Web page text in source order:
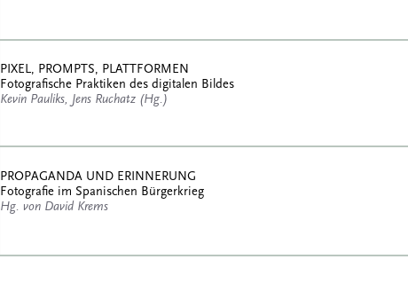
PIXEL, PROMPTS, PLATTFORMEN
Fotografische Praktiken des digitalen Bildes
Kevin Pauliks, Jens Ruchatz (Hg.)
PROPAGANDA UND ERINNERUNG
Fotografie im Spanischen Bürgerkrieg
Hg. von David Krems